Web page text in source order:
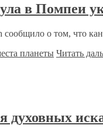
в Помпеи
о том, что
планеты Читать
духовных